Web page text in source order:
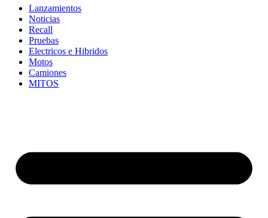
Lanzamientos
Noticias
Recall
Pruebas
Electricos e Hibridos
Motos
Camiones
MITOS